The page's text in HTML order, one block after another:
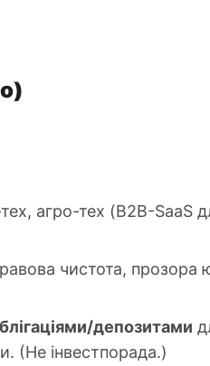
агро-тех (B2B-SaaS
чистота, прозора
депозитами
(Не інвестпорада.)